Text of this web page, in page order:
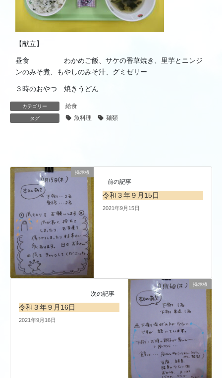
【献立】
昼食 わかめご飯、サケの香草焼き、里芋とニンジ
ンのみそ煮、もやしのみそ汁、グミゼリー
３時のおやつ 焼きうどん
カテゴリー 給食
タグ 魚料理 麺類
掲示板
前の記事
令和３年９月15日
2021年9月15日
掲示板
次の記事
令和３年９月16日
2021年9月16日